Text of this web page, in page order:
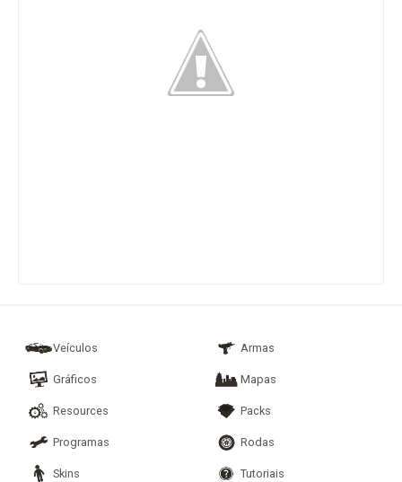
Veículos Armas
Gráficos Mapas
Resources Packs
Programas Rodas
Skins Tutoriais